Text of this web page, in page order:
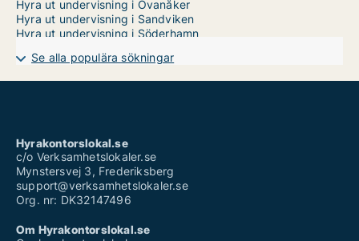
Hyra ut undervisning i Ovanåker
Hyra ut undervisning i Sandviken
Hyra ut undervisning i Söderhamn
Se alla populära sökningar
Hyrakontorslokal.se
c/o Verksamhetslokaler.se
Mynstersvej 3, Frederiksberg
support@verksamhetslokaler.se
Org. nr: DK32147496
Om Hyrakontorslokal.se